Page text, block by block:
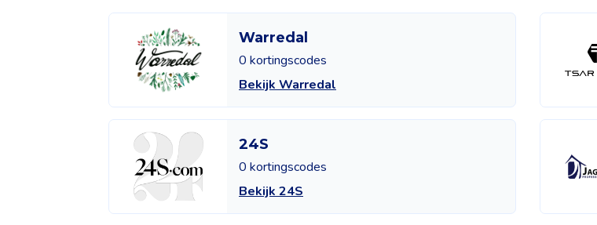
Warredal
0 kortingscodes
Bekijk Warredal
24S
0 kortingscodes
Bekijk 24S